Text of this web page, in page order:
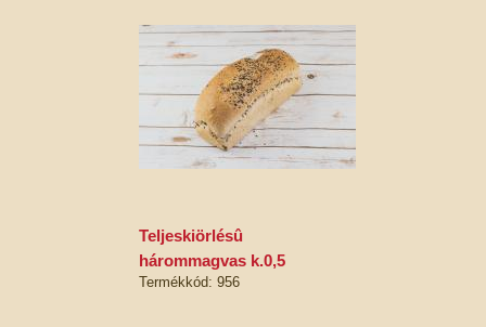
teljeskiörlésû
hárommagvas k.0,5
Termékkód: 956